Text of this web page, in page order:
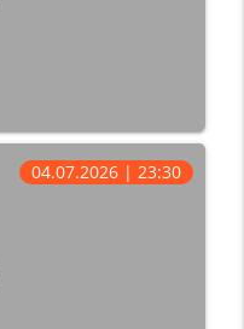
04.07.2026 | 23:30